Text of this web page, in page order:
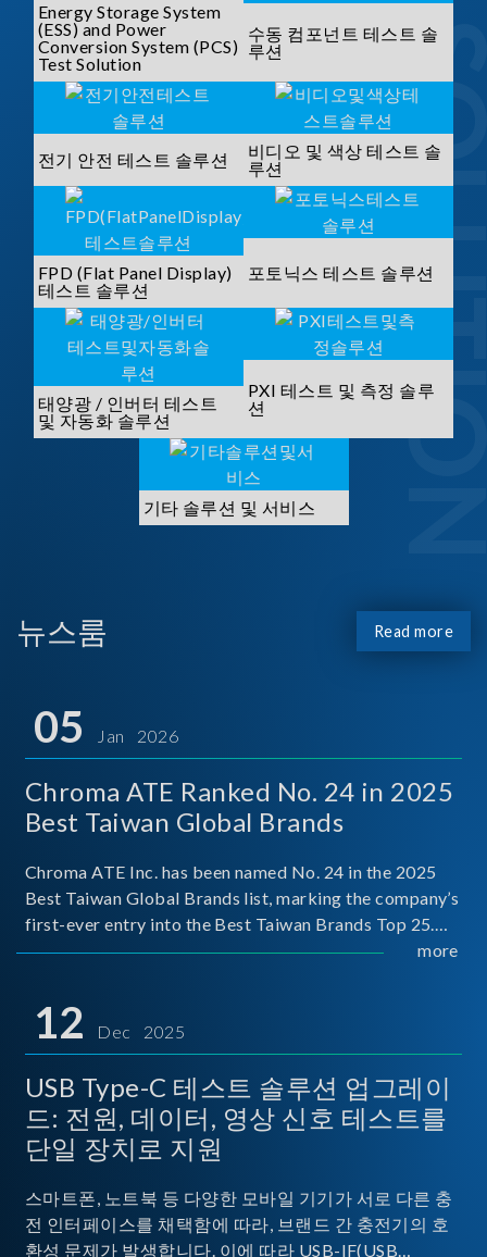
Energy Storage System
(ESS) and Power
Conversion System (PCS)
Test Solution
수동 컴포넌트 테스트 솔
루션
전기 안전 테스트 솔루션
비디오 및 색상 테스트 솔
루션
FPD (Flat Panel Display)
테스트 솔루션
포토닉스 테스트 솔루션
태양광 / 인버터 테스트
및 자동화 솔루션
PXI 테스트 및 측정 솔루
션
기타 솔루션 및 서비스
뉴스룸 Read more
05 Jan 2026
Chroma ATE Ranked No. 24 in 2025
Best Taiwan Global Brands
Chroma ATE Inc. has been named No. 24 in the 2025
Best Taiwan Global Brands list, marking the company’s
first-ever entry into the Best Taiwan Brands Top 25.
This recognition represents a significant milestone for
more
12 Dec 2025
USB Type-C 테스트 솔루션 업그레이
드: 전원, 데이터, 영상 신호 테스트를
단일 장치로 지원
스마트폰, 노트북 등 다양한 모바일 기기가 서로 다른 충
전 인터페이스를 채택함에 따라, 브랜드 간 충전기의 호
환성 문제가 발생합니다. 이에 따라 USB-IF(USB